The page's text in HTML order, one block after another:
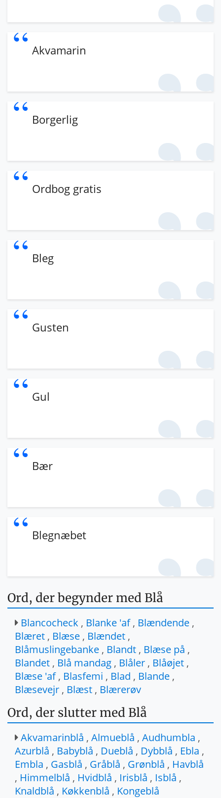
Akvamarin
Borgerlig
Ordbog gratis
Bleg
Gusten
Gul
Bær
Blegnæbet
Ord, der begynder med Blå
Blancocheck , Blanke 'af, Blændende ,
Blæret , Blæse , Blændet ,
Blåmuslingebanke , Blandt , Blæse på ,
Blandet , Blå mandag , Blåler , Blåøjet ,
Blæse 'af, Blasfemi , Blad , Blande ,
Blæsevejr , Blæst , Blærerøv
Ord, der slutter med Blå
Akvamarinblå , Almueblå , Audhumbla ,
Azurblå , Babyblå , Dueblå , Dybblå , Ebla ,
Embla , Gasblå , Gråblå , Grønblå , Havblå
, Himmelblå , Hvidblå , Irisblå , Isblå ,
Knaldblå , Køkkenblå , Kongeblå